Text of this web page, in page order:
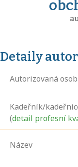
Detaily
Autorizovaná
Kadeřník/
(detail profesní
Název